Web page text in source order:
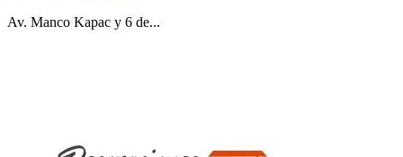
Av. Manco Kapac y 6 de...